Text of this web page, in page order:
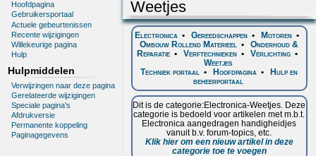
Hoofdpagina
Gebruikersportaal
Actuele gebeurtenissen
Recente wijzigingen
Willekeurige pagina
Hulp
Hulpmiddelen
Verwijzingen naar deze pagina
Gerelateerde wijzigingen
Speciale pagina's
Afdrukversie
Permanente koppeling
Paginagegevens
Weetjes
Electronica • Gereedschappen • Motoren •
Ombouw Rollend Materieel
•
Onderhoud &
Reparatie• Verftechnieken• Verlichting•
Weetjes
Techniek portaal
• Hoofdpagina •
Hulp en
beheerportaal
Dit is de categorie:Electronica-Weetjes. Deze
categorie is bedoeld voor artikelen met m.b.t.
Electronica aangedragen handigheidjes
vanuit b.v. forum-topics, etc.
Klik hier om een nieuw artikel in deze
categorie toe te voegen